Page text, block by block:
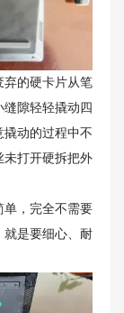
的硬卡片从笔
隙轻轻撬动四
动的过程中不
未打开硬拆把外
，完全不需要
就是要细心、耐